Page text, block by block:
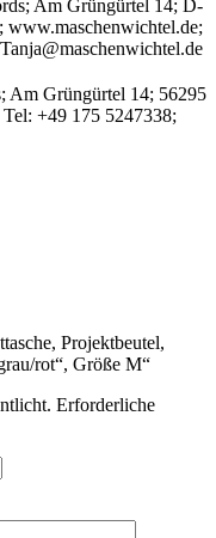
Am Grüngürtel 14; D-
www.maschenwichtel.de;
Tanja@maschenwichtel.de
Am Grüngürtel 14; 56295
+49 175 5247338;
Projektbeutel,
rot“, Größe M“
Erforderliche